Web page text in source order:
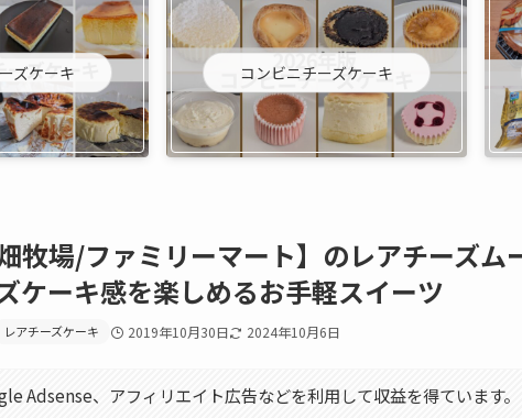
ズケーキ コンビニチーズケーキ
畑牧場/ファミリーマート】のレアチーズ
ケーキ感を楽しめるお手軽スイーツ
レアチーズケーキ 2019年10月30日 2024年10月6日
Adsense、アフィリエイト広告などを利用して収益を得ています。